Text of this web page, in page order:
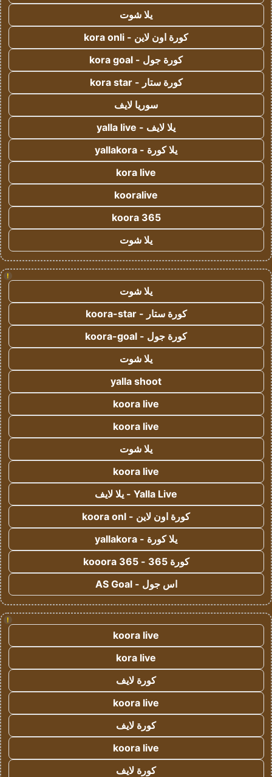
يلا شوت
كورة اون لاين - kora onli
كورة جول - kora goal
كورة ستار - kora star
سوريا لايف
يلا لايف - yalla live
يلا كورة - yallakora
kora live
kooralive
koora 365
يلا شوت
!
يلا شوت
كورة ستار - koora-star
كورة جول - koora-goal
يلا شوت
yalla shoot
koora live
koora live
يلا شوت
koora live
Yalla Live - يلا لايف
كورة اون لاين - koora onl
يلا كورة - yallakora
كورة 365 - kooora 365
اس جول - AS Goal
!
koora live
kora live
كورة لايف
koora live
كورة لايف
koora live
كورة لايف